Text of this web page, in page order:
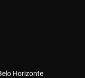
Horizonte